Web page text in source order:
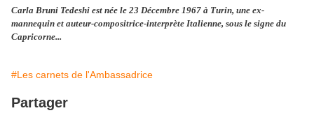
Carla Bruni Tedeshi est née le 23 Décembre 1967 à Turin, une ex-
mannequin et auteur-compositrice-interprète Italienne, sous le signe du
Capricorne...
#Les carnets de l'Ambassadrice
Partager